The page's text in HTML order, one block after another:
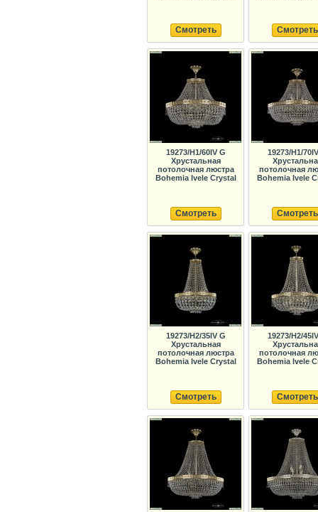
Смотреть Смотреть
19273/H1/60IV G
Хрустальная
потолочная люстра
Bohemia Ivele Crystal
Смотреть
19273/H1/
потолочная
Bohemia Ivele
Смотреть
19273/H2/35IV G
Хрустальная
потолочная люстра
Bohemia Ivele Crystal
Смотреть
19273/H2/
потолочная
Bohemia Ivele
Смотреть